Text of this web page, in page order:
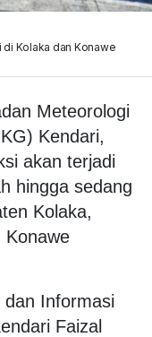
di Kolaka dan Konawe
Meteorologi
Kendari,
akan terjadi
hingga sedang
Kolaka,
Konawe
Informasi
Faizal